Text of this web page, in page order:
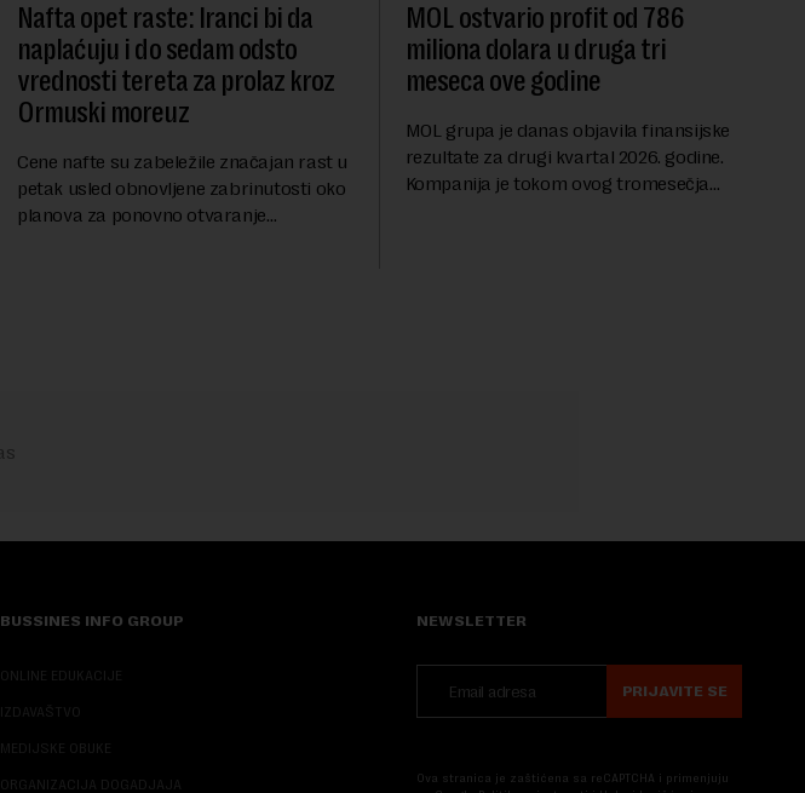
Nafta opet raste: Iranci bi da
naplaćuju i do sedam odsto
vrednosti tereta za prolaz kroz
Ormuski moreuz
Cene nafte su zabeležile značajan rast u
petak usled obnovljene zabrinutosti oko
planova za ponovno otvaranje
MOL ostvario profit od 786
miliona dolara u druga tri
meseca ove godine
MOL grupa je danas objavila finansijske
rezultate za drugi kvartal 2026. godine.
Kompanija je tokom ovog tromesečja
BUSSINES INFO GROUP
ONLINE EDUKACIJE
IZDAVAŠTVO
MEDIJSKE OBUKE
ORGANIZACIJA DOGADJAJA
NEWSLETTER
PRIJAVITE SE
Ova stranica je zaštićena sa reCAPTCHA i primenjuju